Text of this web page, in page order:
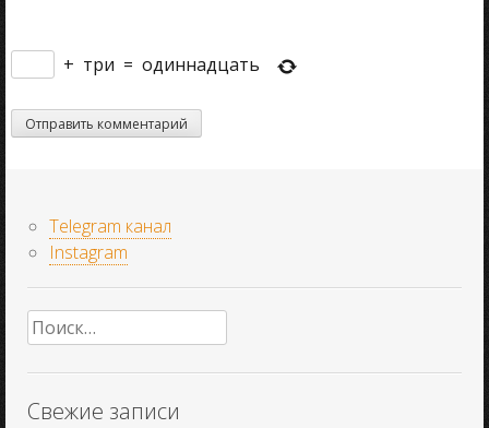
+ три = одиннадцать
Telegram канал
Instagram
Найти:
Свежие записи